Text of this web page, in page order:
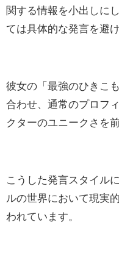
関する情報を小出しに
ては具体的な発言を避
彼女の「最強のひきこ
合わせ、通常のプロフ
クターのユニークさを
こうした発言スタイル
ルの世界において現実
われています。